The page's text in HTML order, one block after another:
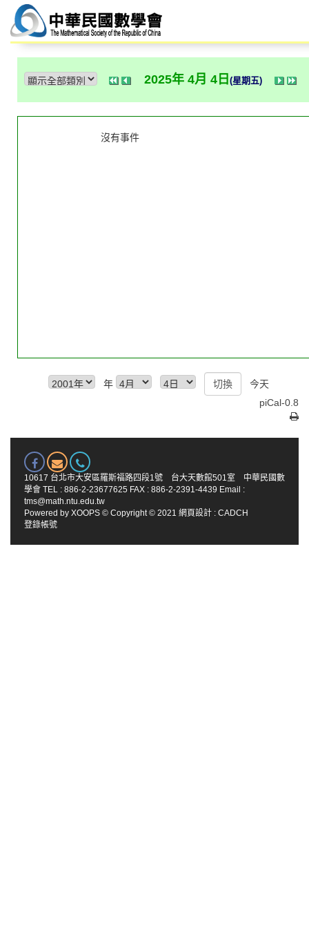
2025年 4月 4日 (星期五)
沒有事件
年
今天
piCal-0.8
10617 台北市大安區羅斯福路四段1號 台大天數館501室 中華民國數
學會 TEL : 886-2-23677625 FAX : 886-2-2391-4439 Email :
tms@math.ntu.edu.tw
Powered by XOOPS © Copyright © 2021 網頁設計 : CADCH
登錄帳號